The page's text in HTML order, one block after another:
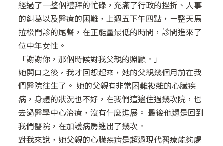
經過了一整個禮拜的忙碌，充滿了行政的挫折、人事
的糾葛以及醫療的困難，上週五下午四點，ㄧ整天馬
拉松門診的尾聲，在正能量最低的時間，診間進來了
位中年女性。
「謝謝你，那個時候對我父親的照顧。」
她開口之後，我才回想起來，她的父親幾個月前在我
們醫院往生了。 她的父親有非常困難複雜的心臟疾
病，身體的狀況也不好，在我們這邊住過幾次院，也
去過醫學中心治療，沒有什麼進展。 最後他還是回到
我們醫院，在加護病房進出了幾次。
對我來說，她父親的心臟疾病是超過現代醫療能夠處